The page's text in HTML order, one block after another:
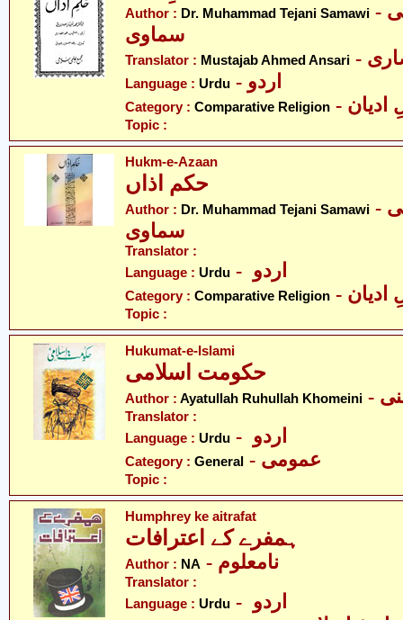
Author : Dr. Muhammad Tejani Samawi - ڈاکٹر محمد تیجانی
سماوی
Translator : Mustajab Ahmed Ansari
Language : Urdu - اردو
Category : Comparative Religion ادیان
Topic :
Hukm-e-Azaan
Author : Dr. Muhammad Tejani Samawi - ڈاکٹر محمّد تجانی
سماوی
Translator :
Language : Urdu
Category : Comparative Religion ادیان
Topic :
Hukumat-e-Islami
Author : Ayatullah Ruhullah Khomeini
Translator :
Language : Urdu
Category : General - عمومی
Topic :
Humphrey ke aitrafat
Author : NA - نامعلوم
Translator :
Language : Urdu